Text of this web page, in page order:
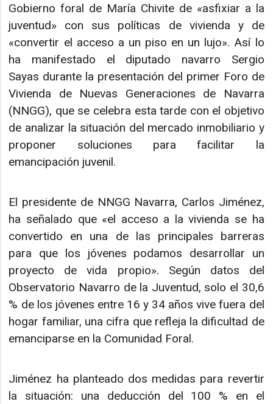
Gobierno foral de María Chivite de «asfixiar a la
juventud» con sus políticas de vivienda y de
«convertir el acceso a un piso en un lujo». Así lo
ha manifestado el diputado navarro Sergio
Sayas durante la presentación del primer Foro de
Vivienda de Nuevas Generaciones de Navarra
(NNGG), que se celebra esta tarde con el objetivo
de analizar la situación del mercado inmobiliario y
proponer soluciones para facilitar la
emancipación juvenil.
El presidente de NNGG Navarra, Carlos Jiménez,
ha señalado que «el acceso a la vivienda se ha
convertido en una de las principales barreras
para que los jóvenes podamos desarrollar un
proyecto de vida propio». Según datos del
Observatorio Navarro de la Juventud, solo el 30,6
% de los jóvenes entre 16 y 34 años vive fuera del
hogar familiar, una cifra que refleja la dificultad de
emanciparse en la Comunidad Foral.
Jiménez ha planteado dos medidas para revertir
la situación: una deducción del 100 % en el